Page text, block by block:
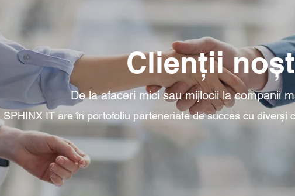
Clienții
De la afaceri mici sau mijlocii la companii
SPHINX IT are în portofoliu parteneriate de succes cu diverși